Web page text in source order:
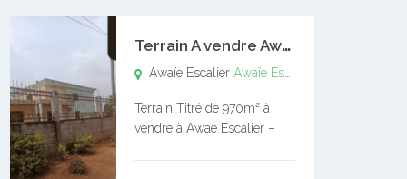
T
errain A vendre Awaïe Escalier
Awaïe EscalierAwaïe Escalier
Terrain Titré de 970m² à
vendre à Awae Escalier –